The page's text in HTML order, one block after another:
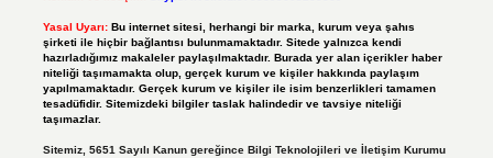
Yasal Uyarı: Bu internet sitesi, herhangi bir marka, kurum veya şahıs
şirketi ile hiçbir bağlantısı bulunmamaktadır. Sitede yalnızca kendi
hazırladığımız makaleler paylaşılmaktadır. Burada yer alan içerikler haber
niteliği taşımamakta olup, gerçek kurum ve kişiler hakkında paylaşım
yapılmamaktadır. Gerçek kurum ve kişiler ile isim benzerlikleri tamamen
tesadüfidir. Sitemizdeki bilgiler taslak halindedir ve tavsiye niteliği
taşımazlar.
Sitemiz, 5651 Sayılı Kanun gereğince Bilgi Teknolojileri ve İletişim Kurumu